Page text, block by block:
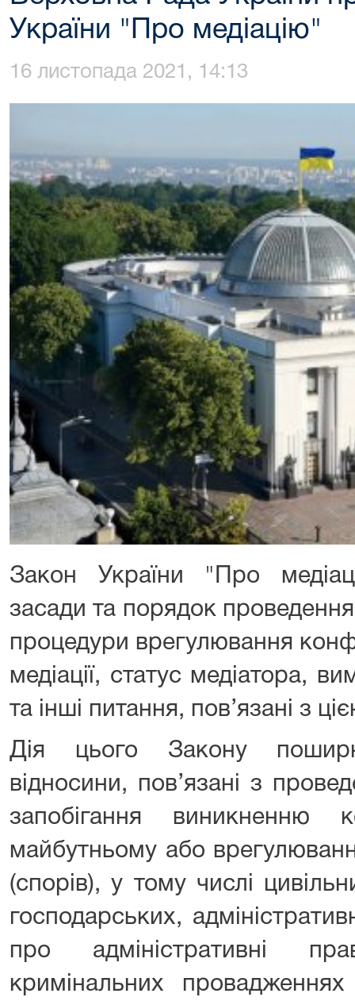
України "Про медіацію"
16 листопада 2021, 14:13
Закон України "Про
засади та порядок проведення
процедури врегулювання
медіації, статус медіатора,
та інші питання, пов’язані з
Дія цього Закону
відносини, пов’язані з
запобігання виникненню
майбутньому або
(спорів), у тому числі
господарських,
про адміністративні
кримінальних